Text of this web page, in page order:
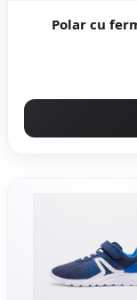
Polar cu